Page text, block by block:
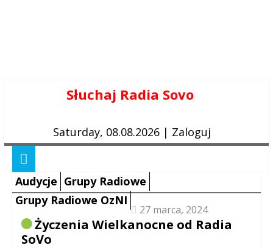
Słuchaj Radia Sovo
Saturday, 08.08.2026 | Zaloguj
Audycje Grupy Radiowe
Grupy Radiowe OzNI
27 marca, 2024
Życzenia Wielkanocne od Radia
SoVo